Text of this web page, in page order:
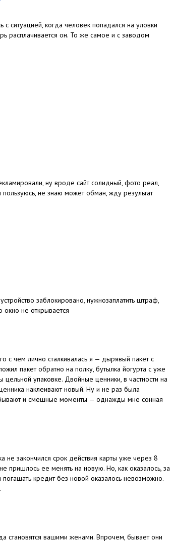
ситуацией, когда человек попадался на уловки
расплачивается он. То же самое и с заводом
ну вроде сайт солидный, фото реал,
не знаю может обман, жду результат
заблокировано, нужнозаплатить штраф,
не открывается
чем лично сталкивалась я — дырявый пакет с
пакет обратно на полку, бутылка йогурта с уже
упаковке. Двойные ценники, в частности на
наклеивают новый. Ну и не раз была
бывают и смешные моменты — однажды мне сонная
закончился срок действия карты уже через 8
пришлось ее менять на новую. Но, как оказалось, за
кредит без новой оказалось невозможно.
становятся вашими женами. Впрочем, бывает они